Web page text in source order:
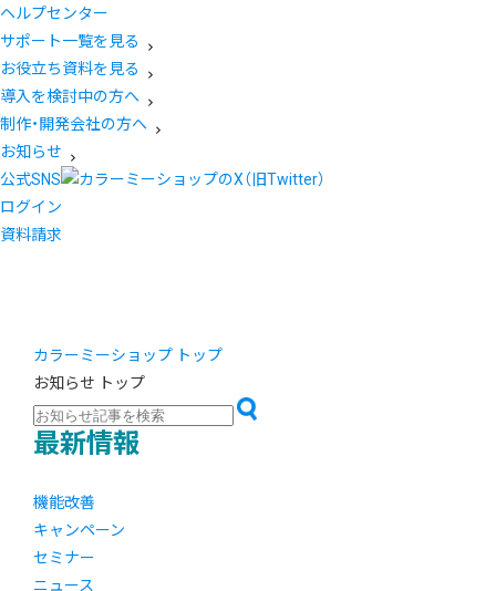
ヘルプセンター
サポート一覧を見る
お役立ち資料を見る
導入を検討中の方へ
制作・開発会社の方へ
お知らせ
公式SNS
ログイン
資料請求
カラーミーショップ トップ
お知らせ トップ
最新情報
機能改善
キャンペーン
セミナー
ニュース